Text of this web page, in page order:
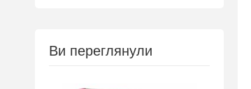
Ви переглянули